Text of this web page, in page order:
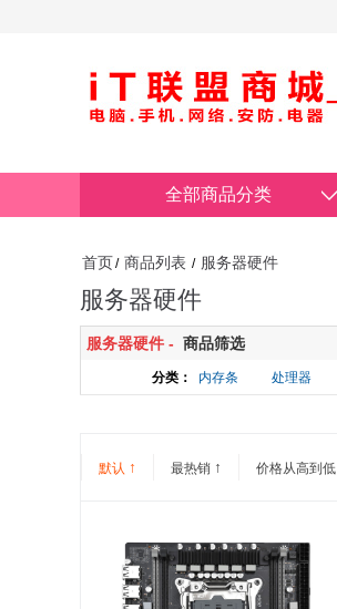
全部商品分类
首页 / 商品列表 / 服务器硬件
服务器硬件
服务器硬件 - 商品筛选
分类： 内存条 处理器
默认 ↑ 最热销 ↑ 价格从高到低